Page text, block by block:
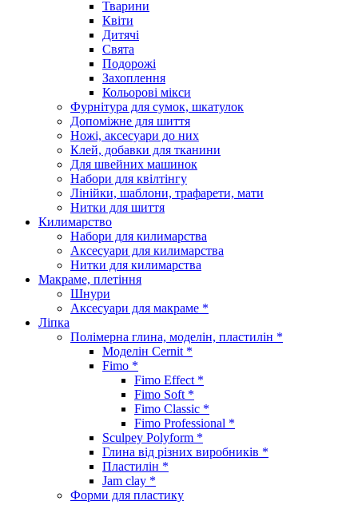
Тварини
Квіти
Дитячі
Свята
Подорожі
Захоплення
Кольорові мікси
Фурнітура для сумок, шкатулок
Допоміжне для шиття
Ножі, аксесуари до них
Клей, добавки для тканини
Для швейних машинок
Набори для квілтінгу
Лінійки, шаблони, трафарети, мати
Нитки для шиття
Килимарство
Набори для килимарства
Аксесуари для килимарства
Нитки для килимарства
Макраме, плетіння
Шнури
Аксесуари для макраме *
Ліпка
Полімерна глина, моделін, пластилін *
Моделін Cernit *
Fimo *
Fimo Effect *
Fimo Soft *
Fimo Classic *
Fimo Professional *
Sculpey Polyform *
Глина від різних виробників *
Пластилін *
Jam clay *
Форми для пластику